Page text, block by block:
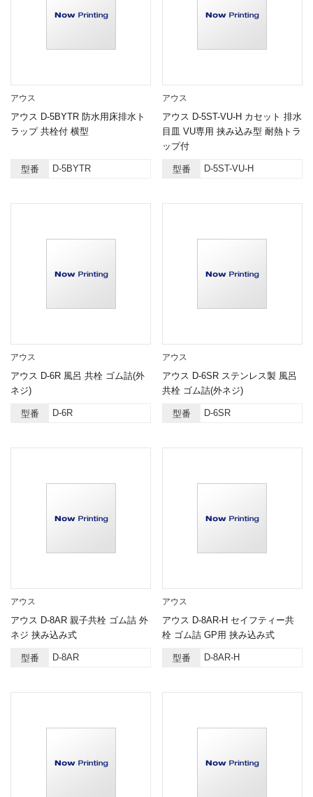
アウス
アウス D-5BYTR 防水用床排水ト
ラップ 共栓付 横型
型番 D-5BYTR
アウス
アウス D-5ST-VU-H カセット 排水
目皿 VU専用 挟み込み型 耐熱トラ
ップ付
型番 D-5ST-VU-H
アウス
アウス D-6R 風呂 共栓 ゴム詰(外
ネジ)
型番 D-6R
アウス
アウス D-6SR ステンレス製 風呂
共栓 ゴム詰(外ネジ)
型番 D-6SR
アウス
アウス D-8AR 親子共栓 ゴム詰 外
ネジ 挟み込み式
型番 D-8AR
アウス
アウス D-8AR-H セイフティー共
栓 ゴム詰 GP用 挟み込み式
型番 D-8AR-H